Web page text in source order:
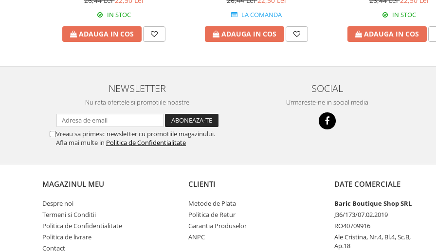
IN STOC
ADAUGA IN COS
LA COMANDA
ADAUGA IN COS
IN STOC
ADAUGA IN COS
NEWSLETTER
Nu rata ofertele si promotiile noastre
Vreau sa primesc newsletter cu promotiile magazinului.
Afla mai multe in Politica de Confidentialitate
SOCIAL
Urmareste-ne in social media
MAGAZINUL MEU
Despre noi
Termeni si Conditii
Politica de Confidentialitate
Politica de livrare
Contact
CLIENTI
Metode de Plata
Politica de Retur
Garantia Produselor
ANPC
DATE COMERCIALE
Baric Boutique Shop SRL
J36/173/07.02.2019
RO40709916
Ale Cristina, Nr.4, Bl.4, Sc.B,
Ap.18